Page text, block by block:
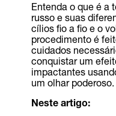
Entenda o que é a
russo e suas
cílios fio a fio e o
procedimento é
cuidados
conquistar um
impactantes
um olhar poderoso.
Neste artigo: